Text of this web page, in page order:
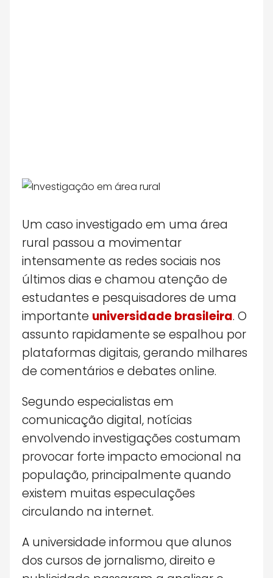
Um caso investigado em uma área
rural passou a movimentar
intensamente as redes sociais nos
últimos dias e chamou atenção de
estudantes e pesquisadores de uma
importante universidade brasileira. O
assunto rapidamente se espalhou por
plataformas digitais, gerando milhares
de comentários e debates online.
Segundo especialistas em
comunicação digital, notícias
envolvendo investigações costumam
provocar forte impacto emocional na
população, principalmente quando
existem muitas especulações
circulando na internet.
A universidade informou que alunos
dos cursos de jornalismo, direito e